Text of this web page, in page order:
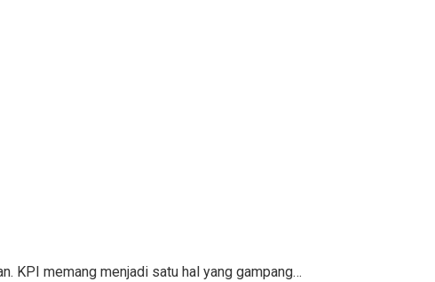
KPI memang menjadi satu hal yang gampang…